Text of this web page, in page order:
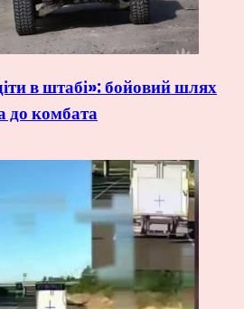
в штабі»: бойовий шлях
до комбата